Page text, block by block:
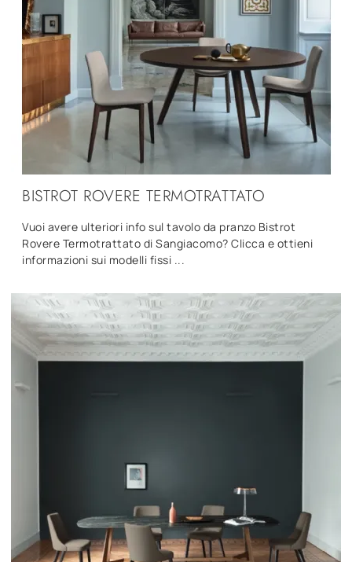
BISTROT ROVERE TERMOTRATTATO
Vuoi avere ulteriori info sul tavolo da pranzo Bistrot
Rovere Termotrattato di Sangiacomo? Clicca e ottieni
informazioni sui modelli fissi ...